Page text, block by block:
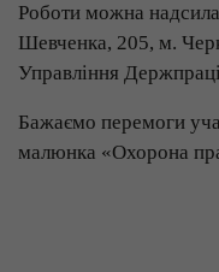
Роботи можна
Шевченка, 205, м.
Управління
Бажаємо перемоги
малюнка «Охорона